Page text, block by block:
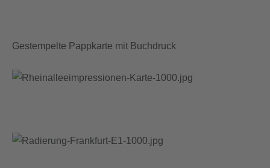
Gestempelte Pappkarte mit Buchdruck